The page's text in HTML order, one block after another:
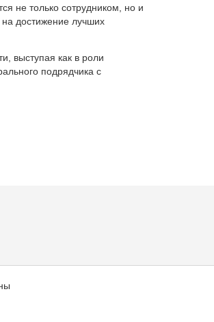
не только сотрудником, но и
достижение лучших
выступая как в роли
подрядчика с